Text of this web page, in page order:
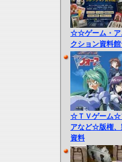
☆☆ゲーム・ア
クション資料
☆ＴＶゲーム☆
アなど☆版権、
資料